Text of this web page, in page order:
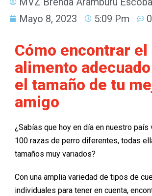
Mayo 8, 2023
5:09 Pm
Cómo encontrar el
alimento
el tamaño de tu
amigo
¿Sabías que hoy en día en nuestro país
100 razas de perro diferentes, todas
tamaños muy variados?
Con una amplia variedad de tipos de
individuales para tener en cuenta,